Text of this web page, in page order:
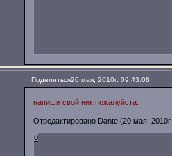
Поделиться20 мая, 2010г. 09:43:08
напиши свой ник пожалуйста.
Отредактировано Dante (20 мая,
0